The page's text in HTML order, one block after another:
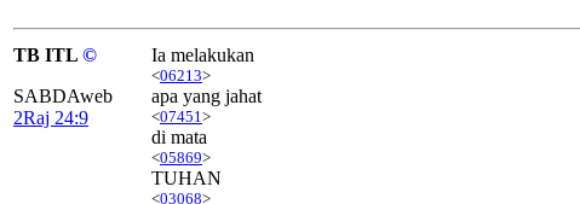
TB ITL ©
SABDAweb
2Raj 24:9
Ia melakukan
<06213>
apa yang jahat
<07451 >
di mata
<05869>
TUHAN
<03068>